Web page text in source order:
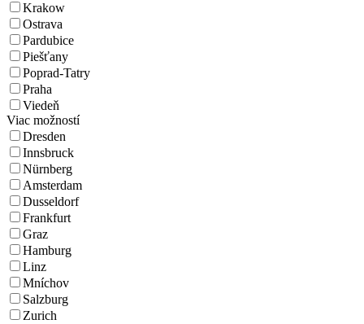
Krakow
Ostrava
Pardubice
Piešťany
Poprad-Tatry
Praha
Viedeň
Viac možností
Dresden
Innsbruck
Nürnberg
Amsterdam
Dusseldorf
Frankfurt
Graz
Hamburg
Linz
Mníchov
Salzburg
Zurich